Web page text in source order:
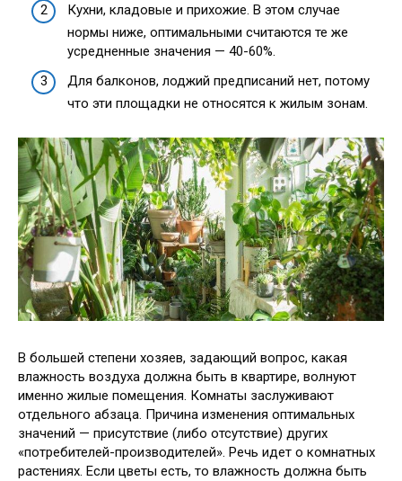
Кухни, кладовые и прихожие. В этом случае
нормы ниже, оптимальными считаются те же
усредненные значения — 40-60%.
Для балконов, лоджий предписаний нет, потому
что эти площадки не относятся к жилым зонам.
В большей степени хозяев, задающий вопрос, какая
влажность воздуха должна быть в квартире, волнуют
именно жилые помещения. Комнаты заслуживают
отдельного абзаца. Причина изменения оптимальных
значений — присутствие (либо отсутствие) других
«потребителей-производителей». Речь идет о комнатных
растениях. Если цветы есть, то влажность должна быть